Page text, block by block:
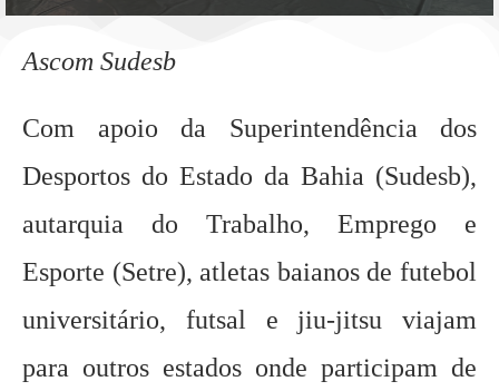
Ascom Sudesb
Com apoio da Superintendência dos
Desportos do Estado da Bahia (Sudesb),
autarquia do Trabalho, Emprego e
Esporte (Setre), atletas baianos de futebol
universitário, futsal e jiu-jitsu viajam
para outros estados onde participam de